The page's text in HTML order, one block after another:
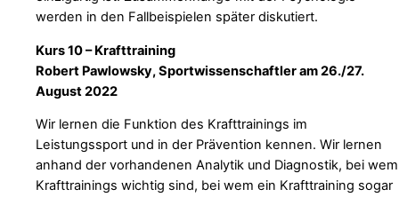
werden in den Fallbeispielen später diskutiert.
Kurs 10 – Krafttraining
Robert Pawlowsky, Sportwissenschaftler am 26./27.
August 2022
Wir lernen die Funktion des Krafttrainings im
Leistungssport und in der Prävention kennen. Wir lernen
anhand der vorhandenen Analytik und Diagnostik, bei wem
Krafttrainings wichtig sind, bei wem ein Krafttraining sogar